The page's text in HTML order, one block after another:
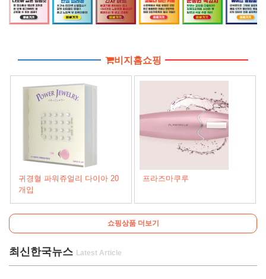
비지홈쇼핑
귀경혈 파워쥬얼리 다이아 20
개입
프라즈마쿠루
쇼핑상품 더보기
최신한국뉴스